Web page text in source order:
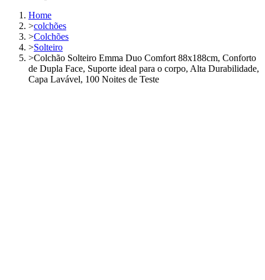
Home
>colchões
>Colchões
>Solteiro
>Colchão Solteiro Emma Duo Comfort 88x188cm, Conforto
de Dupla Face, Suporte ideal para o corpo, Alta Durabilidade,
Capa Lavável, 100 Noites de Teste